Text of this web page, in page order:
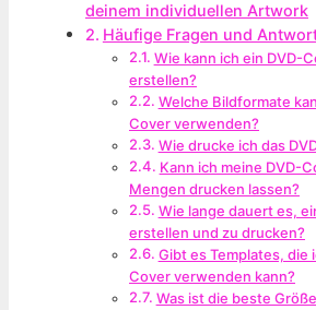
deinem individuellen Artwork
Häufige Fragen und
Wie kann ich ein DVD-
erstellen?
Welche Bildformate
Cover verwenden?
Wie drucke ich das
Kann ich meine DVD-
Mengen drucken lassen?
Wie lange dauert es,
erstellen und zu drucken?
Gibt es Templates, die
Cover verwenden kann?
Was ist die beste